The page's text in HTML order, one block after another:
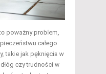
poważny problem,
całego
takie jak pęknięcia w
czy trudności w